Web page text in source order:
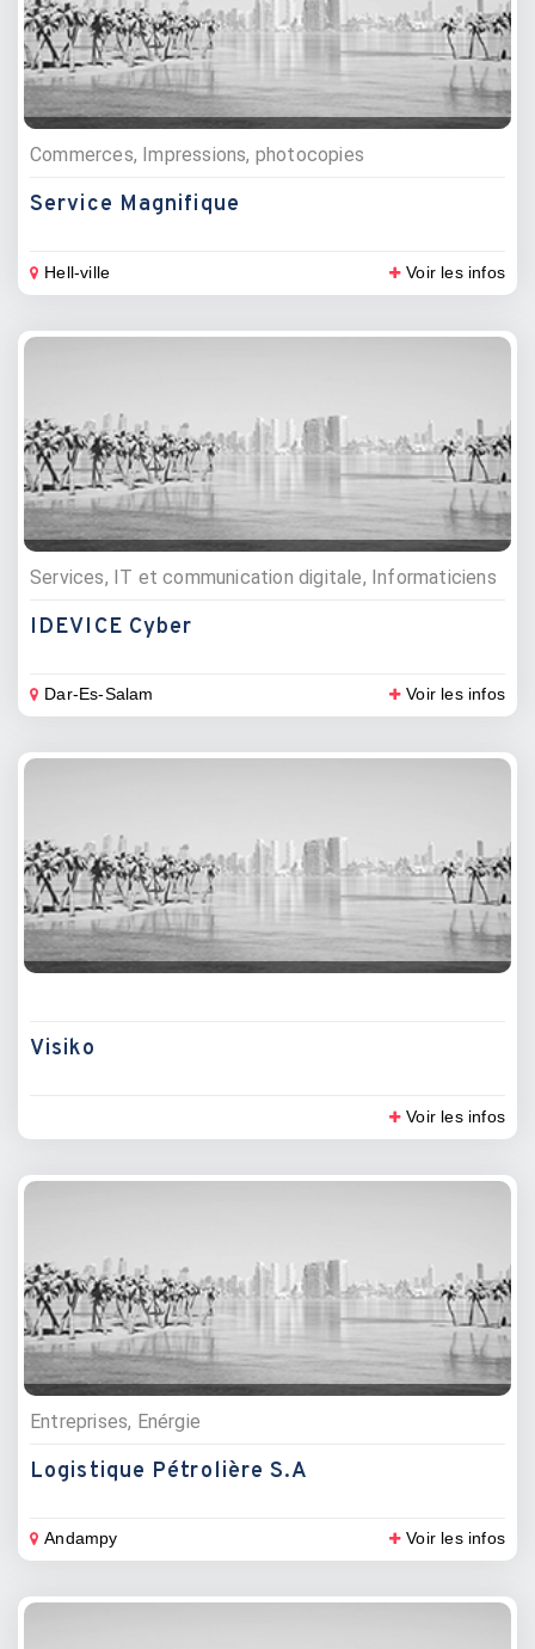
Commerces, Impressions, photocopies
Service Magnifique
Hell-ville Voir les infos
Services, IT et communication digitale, Informaticiens
IDEVICE Cyber
Dar-Es-Salam Voir les infos
Visiko
Voir les infos
Entreprises, Enérgie
Logistique Pétrolière S.A
Andampy Voir les infos